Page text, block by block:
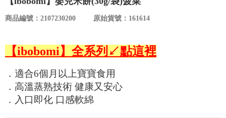
合作提案
購物流程
商品編號：2107230200 原始貨號：161614
【ibobomi】全系列↙點這裡
．適合6個月以上寶寶食用
．高溫蒸熟技術 健康又安心
．入口即化 口感軟綿